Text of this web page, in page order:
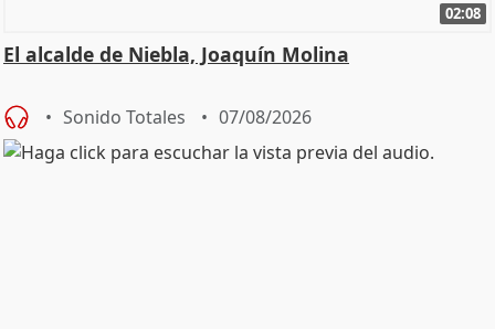
02:08
El alcalde de Niebla, Joaquín Molina
Sonido Totales 07/08/2026